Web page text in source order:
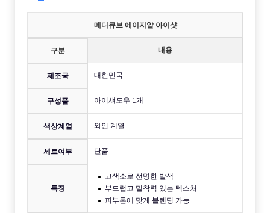
메디큐브 에이지알 아이샷
구분 내용
제조국 대한민국
구성품 아이섀도우 1개
색상계열 와인 계열
세트여부 단품
특징
고색소로 선명한 발색
부드럽고 밀착력 있는 텍스처
피부톤에 맞게 블렌딩 가능